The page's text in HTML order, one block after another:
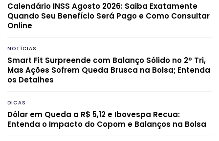
Calendário INSS Agosto 2026: Saiba Exatamente
Quando Seu Benefício Será Pago e Como Consultar
Online
NOTÍCIAS
Smart Fit Surpreende com Balanço Sólido no 2º Tri,
Mas Ações Sofrem Queda Brusca na Bolsa; Entenda
os Detalhes
DICAS
Dólar em Queda a R$ 5,12 e Ibovespa Recua:
Entenda o Impacto do Copom e Balanços na Bolsa